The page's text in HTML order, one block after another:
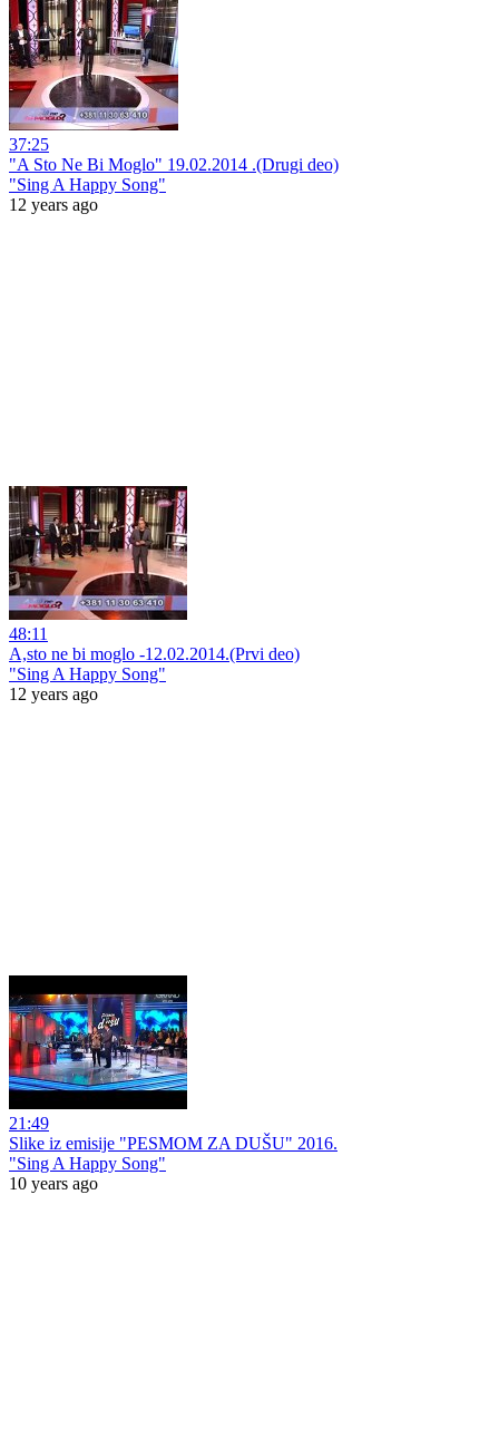
37:25
"A Sto Ne Bi Moglo" 19.02.2014 .(Drugi deo)
"Sing A Happy Song"
12 years ago
48:11
A,sto ne bi moglo -12.02.2014.(Prvi deo)
"Sing A Happy Song"
12 years ago
21:49
Slike iz emisije "PESMOM ZA DUŠU" 2016.
"Sing A Happy Song"
10 years ago